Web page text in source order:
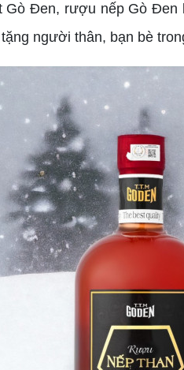
Đen, rượu nếp Gò
người thân, bạn bè